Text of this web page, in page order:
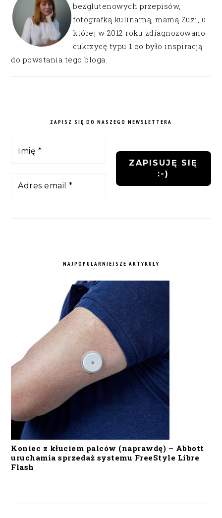
bezglutenowych przepisów,
fotografką kulinarną, mamą Zuzi, u
której w 2012 roku zdiagnozowano
cukrzycę typu 1 co było inspiracją
do powstania tego bloga.
ZAPISZ SIĘ DO NASZEGO NEWSLETTERA
NAJPOPULARNIEJSZE ARTYKUŁY
Koniec z kłuciem palców (naprawdę) – Abbott
uruchamia sprzedaż systemu FreeStyle Libre
Flash